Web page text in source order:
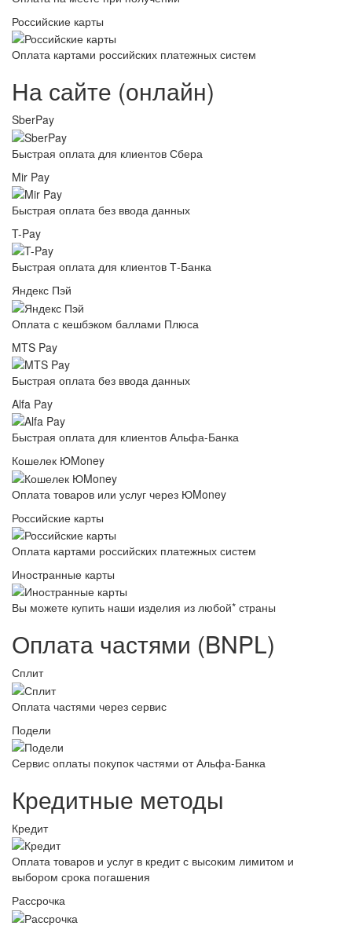
Российские карты
Оплата картами российских платежных систем
На сайте (онлайн)
SberPay
Быстрая оплата для клиентов Сбера
Mir Pay
Быстрая оплата без ввода данных
T-Pay
Быстрая оплата для клиентов Т-Банка
Яндекс Пэй
Оплата с кешбэком баллами Плюса
MTS Pay
Быстрая оплата без ввода данных
Alfa Pay
Быстрая оплата для клиентов Альфа-Банка
Кошелек ЮMoney
Оплата товаров или услуг через ЮMoney
Российские карты
Оплата картами российских платежных систем
Иностранные карты
Вы можете купить наши изделия из любой* страны
Оплата частями (BNPL)
Сплит
Оплата частями через сервис
Подели
Сервис оплаты покупок частями от Альфа-Банка
Кредитные методы
Кредит
Оплата товаров и услуг в кредит с высоким лимитом и
выбором срока погашения
Рассрочка